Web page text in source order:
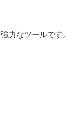
力なツールです。